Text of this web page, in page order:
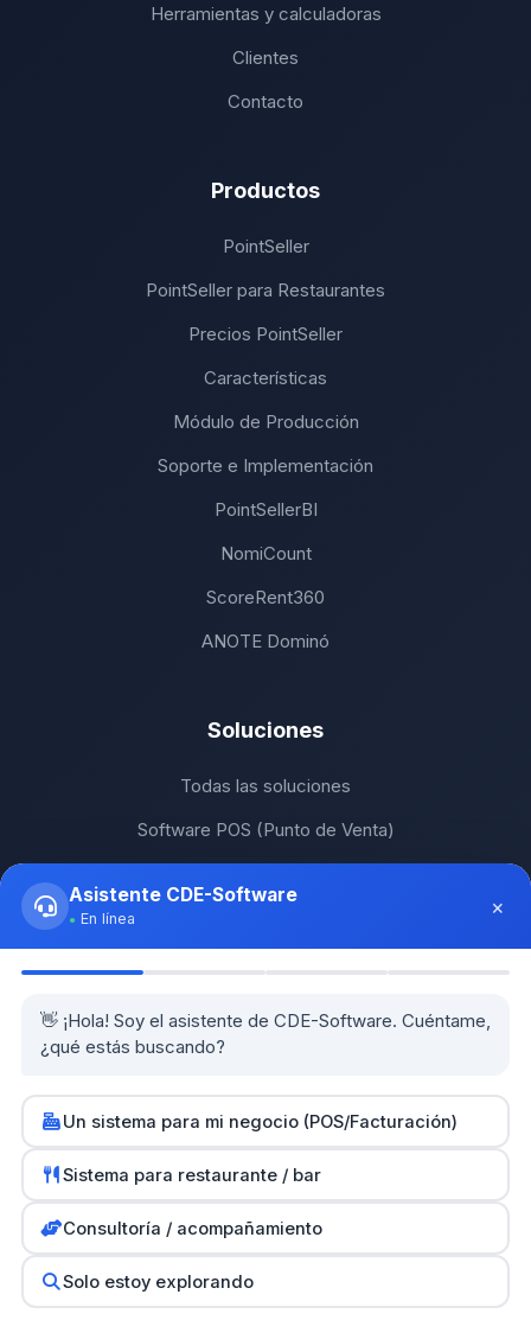
Herramientas y calculadoras
Clientes
Contacto
Productos
PointSeller
PointSeller para Restaurantes
Precios PointSeller
Características
Módulo de Producción
Soporte e Implementación
PointSellerBI
NomiCount
ScoreRent360
ANOTE Dominó
Soluciones
Todas las soluciones
Software POS (Punto de Venta)
Guías prácticas
Herramientas y calculadoras
Partners
SH Computers - Higüey
Km2 Tecnología - Santo Domingo
0
Asistente CDE-Software
En línea ×
👋 ¡Hola! Soy el asistente de CDE-Software. Cuéntame,
¿qué estás buscando?
Un sistema para mi negocio (POS/Facturación)
Sistema para restaurante / bar
Consultoría / acompañamiento
Solo estoy explorando